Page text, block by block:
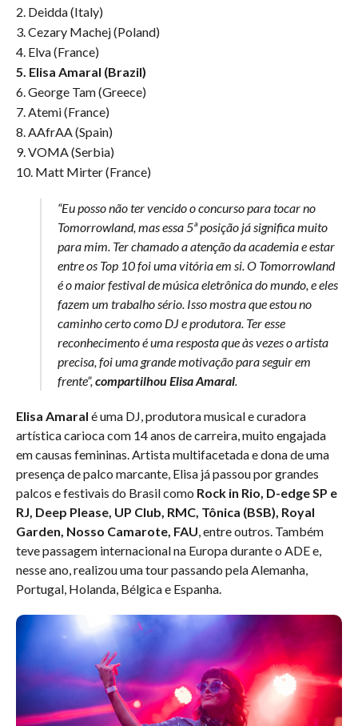
2. Deidda (Italy)
3. Cezary Machej (Poland)
4. Elva (France)
5. Elisa Amaral (Brazil)
6. George Tam (Greece)
7. Atemi (France)
8. AAfrAA (Spain)
9. VOMA (Serbia)
10. Matt Mirter (France)
“Eu posso não ter vencido o concurso para tocar no
Tomorrowland, mas essa 5ª posição já significa muito
para mim. Ter chamado a atenção da academia e estar
entre os Top 10 foi uma vitória em si. O Tomorrowland
é o maior festival de música eletrônica do mundo, e eles
fazem um trabalho sério. Isso mostra que estou no
caminho certo como DJ e produtora. Ter esse
reconhecimento é uma resposta que às vezes o artista
precisa, foi uma grande motivação para seguir em
frente”,compartilhou Elisa Amaral.
Elisa Amaral é uma DJ, produtora musical e curadora
artística carioca com 14 anos de carreira, muito engajada
em causas femininas. Artista multifacetada e dona de uma
presença de palco marcante, Elisa já passou por grandes
palcos e festivais do Brasil como Rock in Rio, D-edge SP e
RJ, Deep Please, UP Club, RMC, Tônica (BSB), Royal
Garden, Nosso Camarote, FAU, entre outros. Também
teve passagem internacional na Europa durante o ADE e,
nesse ano, realizou uma tour passando pela Alemanha,
Portugal, Holanda, Bélgica e Espanha.